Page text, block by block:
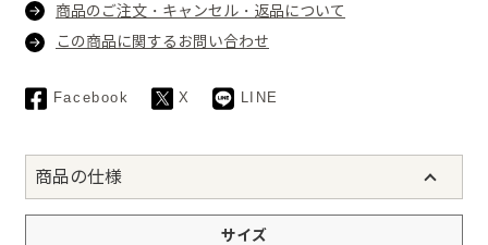
商品のご注文・キャンセル・返品について
この商品に関するお問い合わせ
Facebook X LINE
商品の仕様
サイズ